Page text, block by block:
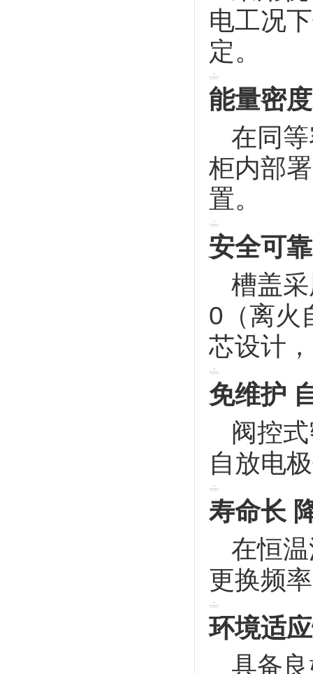
电工况
定。
能量密
在同
柜内部
置。
安全可
槽盖
0（离火
芯设计
免维护
阀控
自放电
寿命长
在恒
更换频
环境适
具备